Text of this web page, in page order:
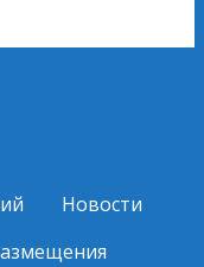
Новости